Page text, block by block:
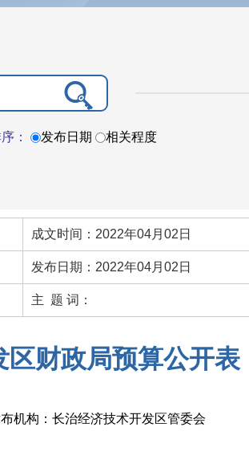
： 发布日期 相关程度
成文时间：2022年04月02日
发布日期：2022年04月02日
主 题 词：
财政局预算公开表
构：长治经济技术开发区管委会